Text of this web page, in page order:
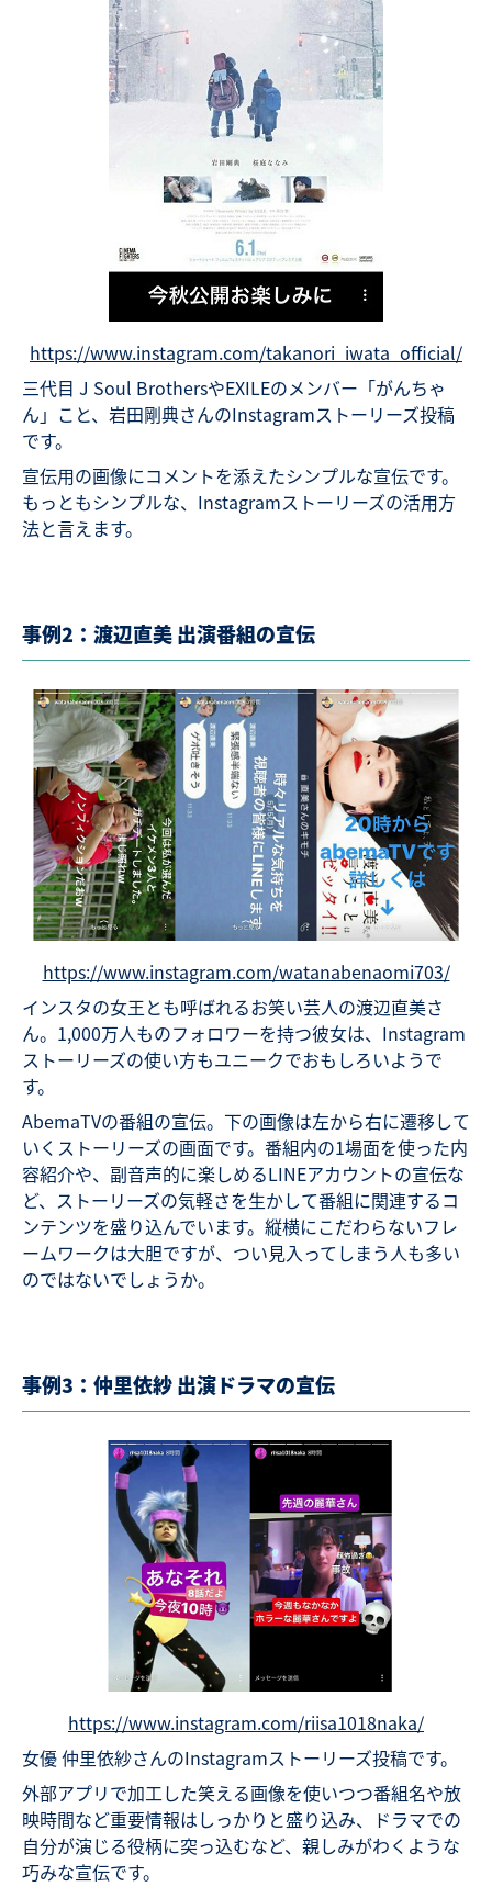
https://www.instagram.com/takanori_iwata_official/
三代目 J Soul BrothersやEXILEのメンバー「がんちゃ
ん」こと、岩田剛典さんのInstagramストーリーズ投稿
です。
宣伝用の画像にコメントを添えたシンプルな宣伝です。
もっともシンプルな、Instagramストーリーズの活用方
法と言えます。
事例2：渡辺直美 出演番組の宣伝
https://www.instagram.com/watanabenaomi703/
インスタの女王とも呼ばれるお笑い芸人の渡辺直美さ
ん。1,000万人ものフォロワーを持つ彼女は、Instagram
ストーリーズの使い方もユニークでおもしろいようで
す。
AbemaTVの番組の宣伝。下の画像は左から右に遷移して
いくストーリーズの画面です。番組内の1場面を使った内
容紹介や、副音声的に楽しめるLINEアカウントの宣伝な
ど、ストーリーズの気軽さを生かして番組に関連するコ
ンテンツを盛り込んでいます。縦横にこだわらないフレ
ームワークは大胆ですが、つい見入ってしまう人も多い
のではないでしょうか。
事例3：仲里依紗 出演ドラマの宣伝
https://www.instagram.com/riisa1018naka/
女優 仲里依紗さんのInstagramストーリーズ投稿です。
外部アプリで加工した笑える画像を使いつつ番組名や放
映時間など重要情報はしっかりと盛り込み、ドラマでの
自分が演じる役柄に突っ込むなど、親しみがわくような
巧みな宣伝です。